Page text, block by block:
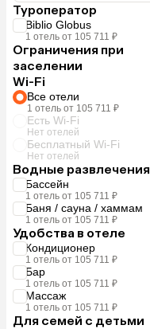
Туроператор
Biblio Globus
1 отель от 105 711 ₽
Ограничения при
заселении
Wi-Fi
Все отели
1 отель от 105 711 ₽
Есть Wi-Fi
Нет отелей
Бесплатный Wi-Fi
Нет отелей
Водные развлечения
Бассейн
1 отель от 105 711 ₽
Баня / сауна / хаммам
1 отель от 105 711 ₽
Удобства в отеле
Кондиционер
1 отель от 105 711 ₽
Бар
1 отель от 105 711 ₽
Массаж
1 отель от 105 711 ₽
Для семей с детьми